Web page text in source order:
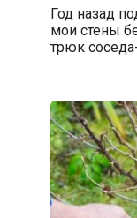
Год назад
мои стены
трюк